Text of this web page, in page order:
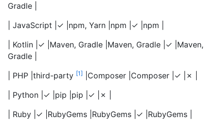
Gradle |
| JavaScript |✓ |npm, Yarn |npm |✓ |npm |
| Kotlin |✓ |Maven, Gradle |Maven, Gradle |✓ |Maven,
Gradle |
| PHP |third-party 1
|Composer |Composer |✓ |✗ |
| Python |✓ |pip |pip |✓ |✗ |
| Ruby |✓ |RubyGems |RubyGems |✓ |RubyGems |